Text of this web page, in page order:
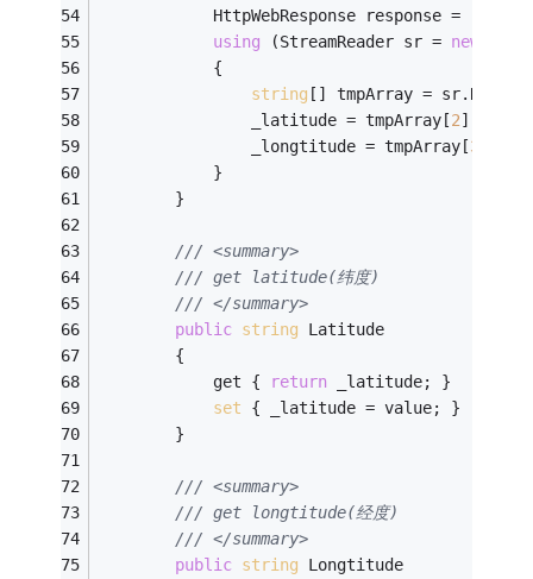
HttpWebResponse response =
using (StreamReader sr = new
            {
string [] tmpArray =
                _latitude = tmpArray[
2];
                _longtitude = tmpArray[
3
            }
        }
/// <summary>
/// get latitude(纬度)
/// </summary>
public string Latitude
        {
            get {
return _latitude; }
set { _latitude = value; }
        }
/// <summary>
/// get longtitude(经度)
/// </summary>
public string Longtitude